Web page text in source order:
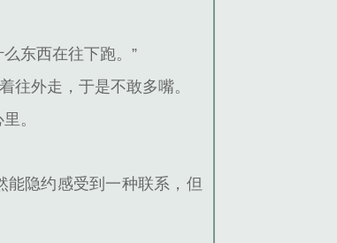
东西在往下跑。”
往外走，于是不敢多嘴。
。
能隐约感受到一种联系，但